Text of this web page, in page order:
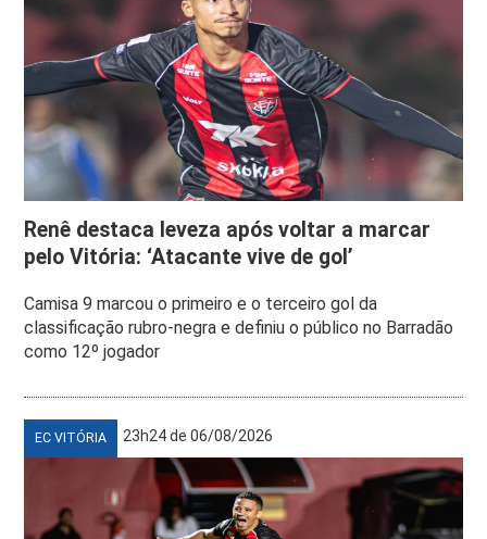
Renê destaca leveza após voltar a marcar
pelo Vitória: ‘Atacante vive de gol’
Camisa 9 marcou o primeiro e o terceiro gol da
classificação rubro-negra e definiu o público no Barradão
como 12º jogador
EC VITÓRIA 23h24 de 06/08/2026